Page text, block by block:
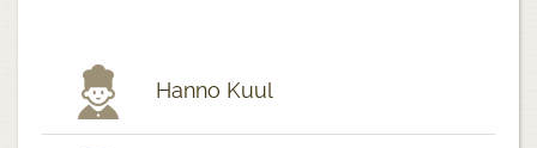
Hanno Kuul